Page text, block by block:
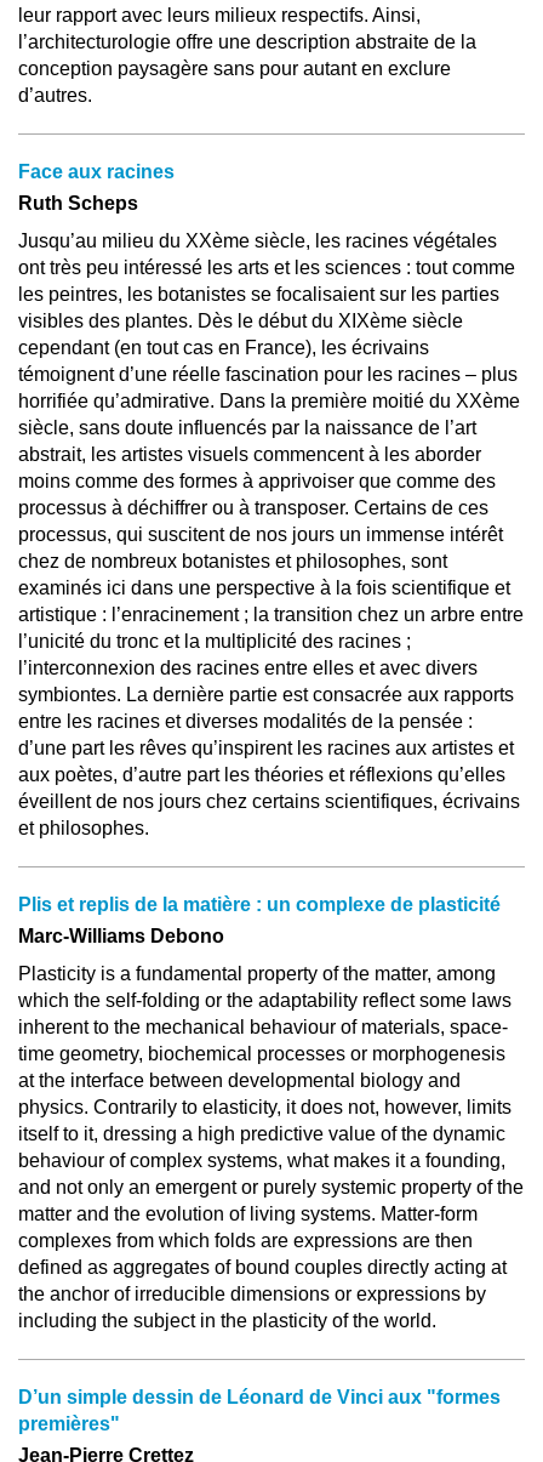
leur rapport avec leurs milieux respectifs. Ainsi,
l’architecturologie offre une description abstraite de la
conception paysagère sans pour autant en exclure
d’autres.
Face aux racines
Ruth Scheps
Jusqu’au milieu du XXème siècle, les racines végétales
ont très peu intéressé les arts et les sciences : tout comme
les peintres, les botanistes se focalisaient sur les parties
visibles des plantes. Dès le début du XIXème siècle
cependant (en tout cas en France), les écrivains
témoignent d’une réelle fascination pour les racines – plus
horrifiée qu’admirative. Dans la première moitié du XXème
siècle, sans doute influencés par la naissance de l’art
abstrait, les artistes visuels commencent à les aborder
moins comme des formes à apprivoiser que comme des
processus à déchiffrer ou à transposer. Certains de ces
processus, qui suscitent de nos jours un immense intérêt
chez de nombreux botanistes et philosophes, sont
examinés ici dans une perspective à la fois scientifique et
artistique : l’enracinement ; la transition chez un arbre entre
l’unicité du tronc et la multiplicité des racines ;
l’interconnexion des racines entre elles et avec divers
symbiontes. La dernière partie est consacrée aux rapports
entre les racines et diverses modalités de la pensée :
d’une part les rêves qu’inspirent les racines aux artistes et
aux poètes, d’autre part les théories et réflexions qu’elles
éveillent de nos jours chez certains scientifiques, écrivains
et philosophes.
Plis et replis de la matière : un complexe de plasticité
Marc-Williams Debono
Plasticity is a fundamental property of the matter, among
which the self-folding or the adaptability reflect some laws
inherent to the mechanical behaviour of materials, space-
time geometry, biochemical processes or morphogenesis
at the interface between developmental biology and
physics. Contrarily to elasticity, it does not, however, limits
itself to it, dressing a high predictive value of the dynamic
behaviour of complex systems, what makes it a founding,
and not only an emergent or purely systemic property of the
matter and the evolution of living systems. Matter-form
complexes from which folds are expressions are then
defined as aggregates of bound couples directly acting at
the anchor of irreducible dimensions or expressions by
including the subject in the plasticity of the world.
D’un simple dessin de Léonard de Vinci aux "formes
premières"
Jean-Pierre Crettez